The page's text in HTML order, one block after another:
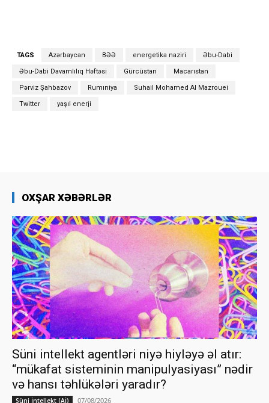
TAGS Azərbaycan BƏƏ energetika naziri Əbu-Dabi
Əbu-Dabi Davamlılıq Həftəsi Gürcüstan Macarıstan
Pərviz Şahbazov Rumıniya Suhail Mohamed Al Mazrouei
Twitter yaşıl enerji
OXŞAR XƏBƏRLƏR
Süni intellekt agentləri niyə hiyləyə əl atır:
“mükafat sisteminin manipulyasiyası” nədir
və hansı təhlükələri yaradır?
Süni İntellekt (Aİ) 07/08/2026